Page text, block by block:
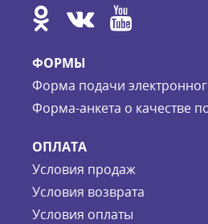
ФОРМЫ
Форма подачи
Форма-анкета о качестве
ОПЛАТА
Условия продаж
Условия возврата
Условия оплаты